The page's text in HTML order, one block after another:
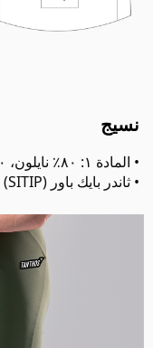
نسيج
• المادة ١: ٨٠٪ نايلون، ٢٠٪ سباندكس
• ثاندر بايك باور (SITIP)